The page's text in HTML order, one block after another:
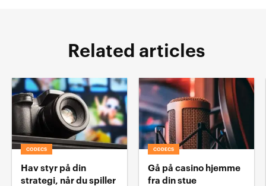
Related articles
CODECS
Hav styr på din
strategi, når du spiller
CODECS
Gå på casino hjemme
fra din stue